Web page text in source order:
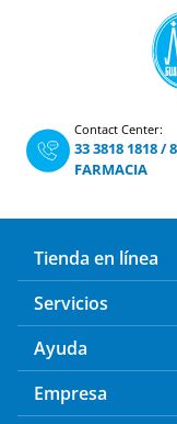
Contact Center:
33 3818 1818/
FARMACIA
Tienda en línea
Servicios
Ayuda
Empresa